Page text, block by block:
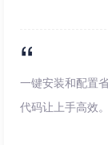
一键安装和配置
代码让上手高效